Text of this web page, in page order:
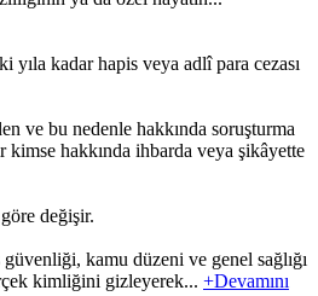
kadar hapis veya adlî para cezası
ve bu nedenle hakkında soruşturma
hakkında ihbarda veya şikâyette
değişir.
kamu düzeni ve genel sağlığı
kimliğini gizleyerek... +Devamını